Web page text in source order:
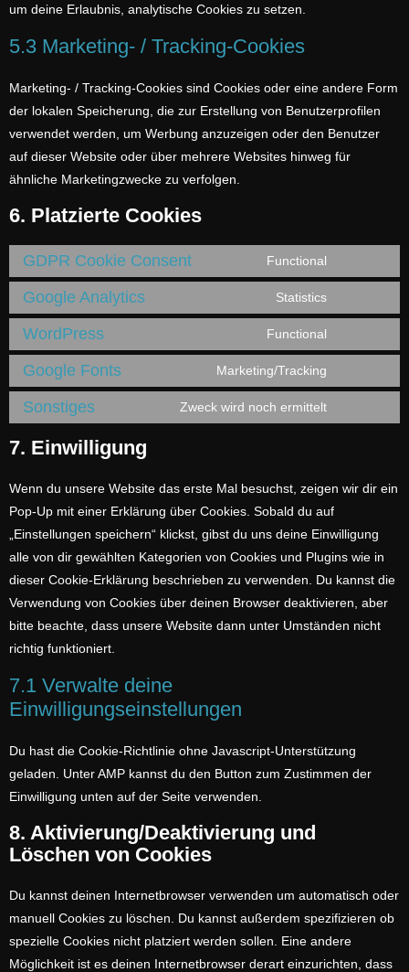
um deine Erlaubnis, analytische Cookies zu setzen.
5.3 Marketing- / Tracking-Cookies
Marketing- / Tracking-Cookies sind Cookies oder eine andere Form
der lokalen Speicherung, die zur Erstellung von Benutzerprofilen
verwendet werden, um Werbung anzuzeigen oder den Benutzer
auf dieser Website oder über mehrere Websites hinweg für
ähnliche Marketingzwecke zu verfolgen.
6. Platzierte Cookies
GDPR Cookie Consent Functional
Google Analytics Statistics
WordPress Functional
Google Fonts Marketing/Tracking
Sonstiges Zweck wird noch ermittelt
7. Einwilligung
Wenn du unsere Website das erste Mal besuchst, zeigen wir dir ein
Pop-Up mit einer Erklärung über Cookies. Sobald du auf
„Einstellungen speichern“ klickst, gibst du uns deine Einwilligung
alle von dir gewählten Kategorien von Cookies und Plugins wie in
dieser Cookie-Erklärung beschrieben zu verwenden. Du kannst die
Verwendung von Cookies über deinen Browser deaktivieren, aber
bitte beachte, dass unsere Website dann unter Umständen nicht
richtig funktioniert.
7.1 Verwalte deine
Einwilligungseinstellungen
Du hast die Cookie-Richtlinie ohne Javascript-Unterstützung
geladen. Unter AMP kannst du den Button zum Zustimmen der
Einwilligung unten auf der Seite verwenden.
8. Aktivierung/Deaktivierung und
Löschen von Cookies
Du kannst deinen Internetbrowser verwenden um automatisch oder
manuell Cookies zu löschen. Du kannst außerdem spezifizieren ob
spezielle Cookies nicht platziert werden sollen. Eine andere
Möglichkeit ist es deinen Internetbrowser derart einzurichten, dass